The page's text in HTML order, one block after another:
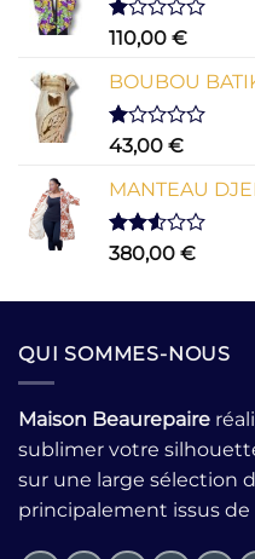
Note
1.00
sur
5
110,00 €
BOUBOU
Note
1.00
sur
5
43,00 €
MANTEAU
Note
380,00 €
QUI SOMMES-NOUS
Maison Beaurepaire
sublimer votre
sur une large sélection
principalement issus de